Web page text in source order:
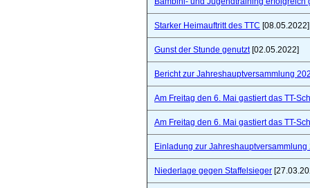
Starker Heimauftritt des TTC [08.05.2022]
Gunst der Stunde genutzt[02.05.2022]
Bericht zur Jahreshauptversammlung
Am Freitag den 6. Mai gastiert das TT-
Am Freitag den 6. Mai gastiert das TT-
Einladung zur Jahreshauptversammlung
Niederlage gegen Staffelsieger